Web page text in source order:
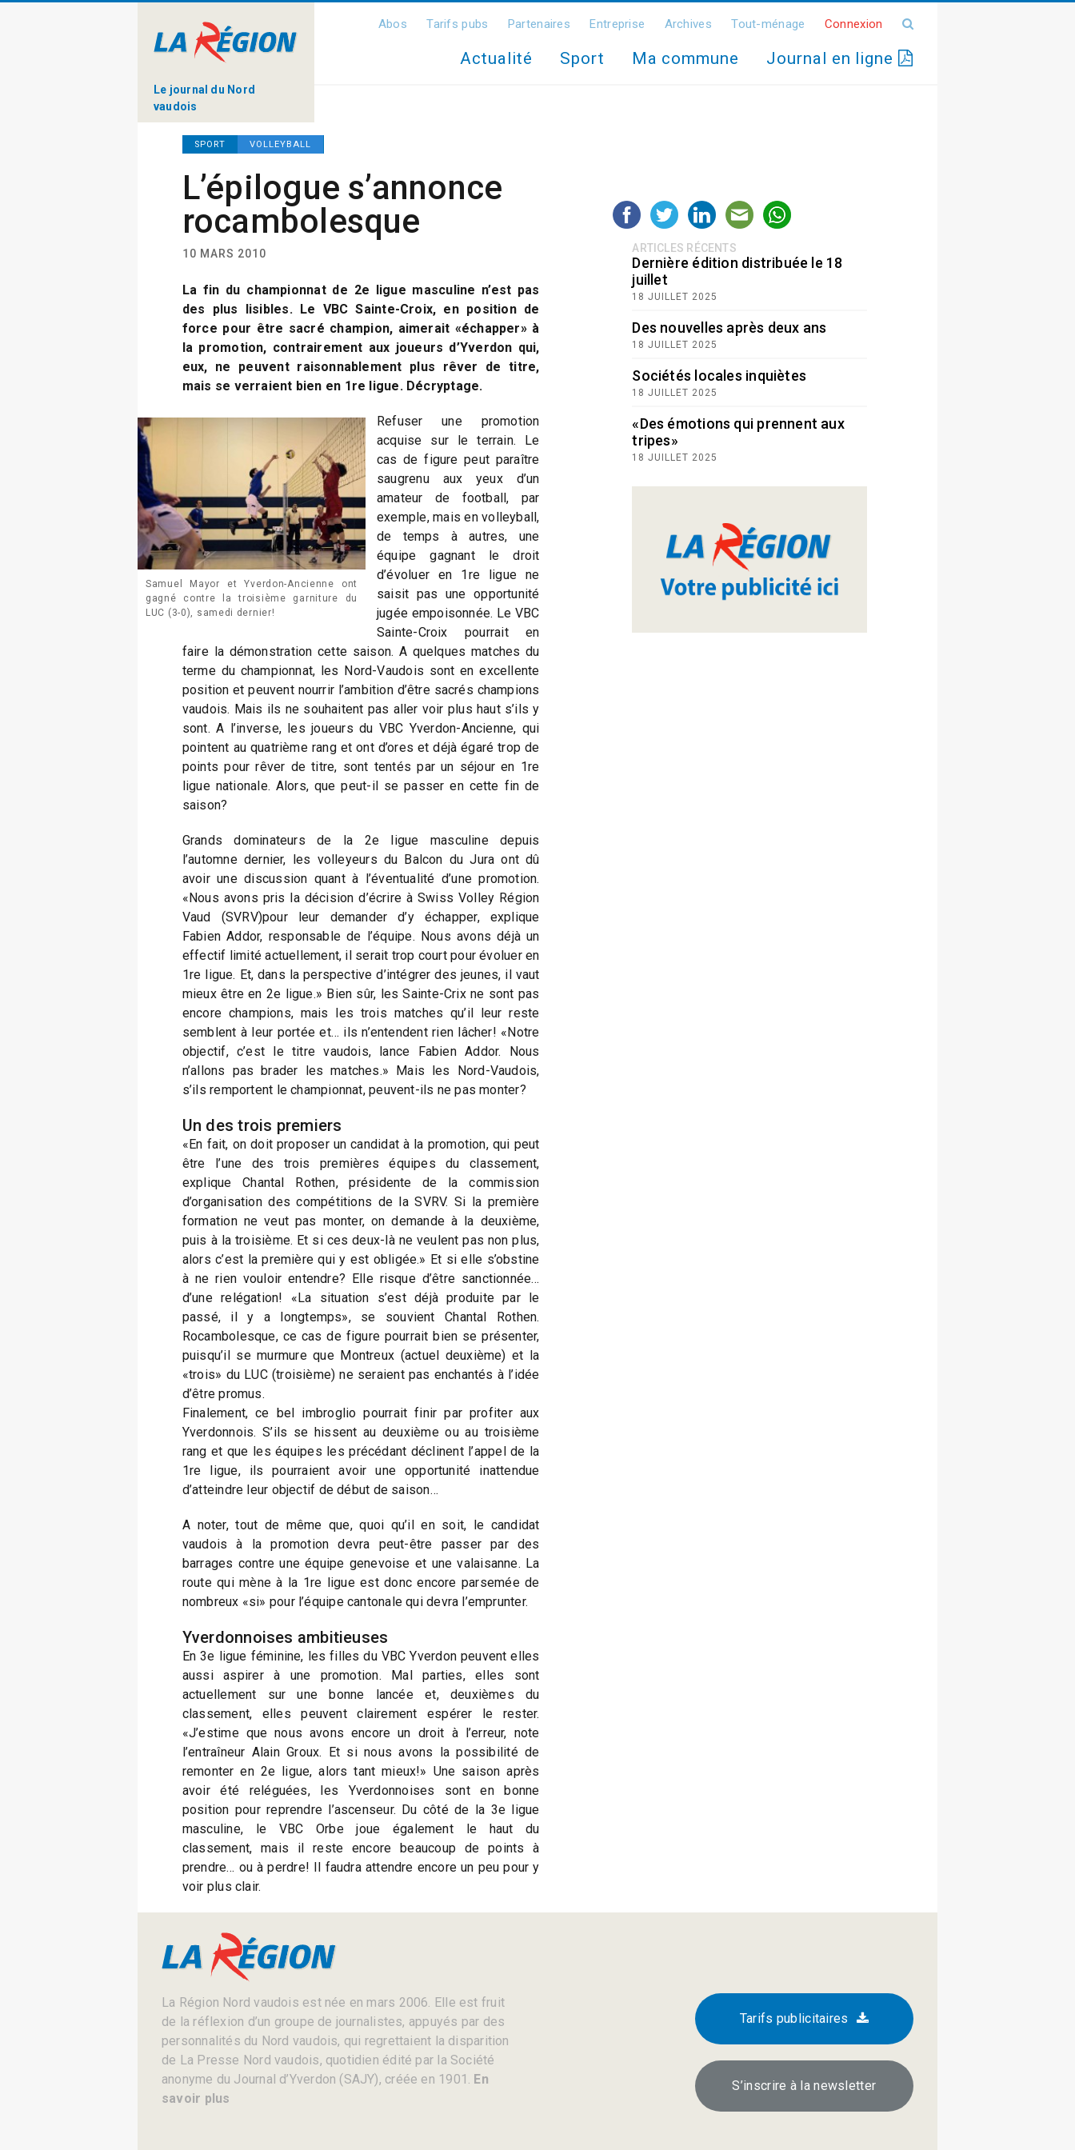
Le journal du Nord
vaudois
Abos Tarifs pubs Partenaires Entreprise Archives Tout-ménage Connexion
Actualité Sport Ma commune Journal en ligne
SPORT VOLLEYBALL
L’épilogue s’annonce
rocambolesque
10 MARS 2010
La fin du championnat de 2e ligue masculine n’est pas
des plus lisibles. Le VBC Sainte-Croix, en position de
force pour être sacré champion, aimerait «échapper» à
la promotion, contrairement aux joueurs d’Yverdon qui,
eux, ne peuvent raisonnablement plus rêver de titre,
mais se verraient bien en 1re ligue. Décryptage.
Samuel Mayor et Yverdon-Ancienne ont
gagné contre la troisième garniture du
LUC (3-0), samedi dernier!
Refuser une promotion
acquise sur le terrain. Le
cas de figure peut paraître
saugrenu aux yeux d’un
amateur de football, par
exemple, mais en volleyball,
de temps à autres, une
équipe gagnant le droit
d’évoluer en 1re ligue ne
saisit pas une opportunité
jugée empoisonnée. Le VBC
Sainte-Croix pourrait en
faire la démonstration cette saison. A quelques matches du
terme du championnat, les Nord-Vaudois sont en excellente
position et peuvent nourrir l’ambition d’être sacrés champions
vaudois. Mais ils ne souhaitent pas aller voir plus haut s’ils y
sont. A l’inverse, les joueurs du VBC Yverdon-Ancienne, qui
pointent au quatrième rang et ont d’ores et déjà égaré trop de
points pour rêver de titre, sont tentés par un séjour en 1re
ligue nationale. Alors, que peut-il se passer en cette fin de
saison?
Grands dominateurs de la 2e ligue masculine depuis
l’automne dernier, les volleyeurs du Balcon du Jura ont dû
avoir une discussion quant à l’éventualité d’une promotion.
«Nous avons pris la décision d’écrire à Swiss Volley Région
Vaud (SVRV)pour leur demander d’y échapper, explique
Fabien Addor, responsable de l’équipe. Nous avons déjà un
effectif limité actuellement, il serait trop court pour évoluer en
1re ligue. Et, dans la perspective d’intégrer des jeunes, il vaut
mieux être en 2e ligue.» Bien sûr, les Sainte-Crix ne sont pas
encore champions, mais les trois matches qu’il leur reste
semblent à leur portée et… ils n’entendent rien lâcher! «Notre
objectif, c’est le titre vaudois, lance Fabien Addor. Nous
n’allons pas brader les matches.» Mais les Nord-Vaudois,
s’ils remportent le championnat, peuvent-ils ne pas monter?
Un des trois premiers
«En fait, on doit proposer un candidat à la promotion, qui peut
être l’une des trois premières équipes du classement,
explique Chantal Rothen, présidente de la commission
d’organisation des compétitions de la SVRV. Si la première
formation ne veut pas monter, on demande à la deuxième,
puis à la troisième. Et si ces deux-là ne veulent pas non plus,
alors c’est la première qui y est obligée.» Et si elle s’obstine
à ne rien vouloir entendre? Elle risque d’être sanctionnée…
d’une relégation! «La situation s’est déjà produite par le
passé, il y a longtemps», se souvient Chantal Rothen.
Rocambolesque, ce cas de figure pourrait bien se présenter,
puisqu’il se murmure que Montreux (actuel deuxième) et la
«trois» du LUC (troisième) ne seraient pas enchantés à l’idée
d’être promus.
Finalement, ce bel imbroglio pourrait finir par profiter aux
Yverdonnois. S’ils se hissent au deuxième ou au troisième
rang et que les équipes les précédant déclinent l’appel de la
1re ligue, ils pourraient avoir une opportunité inattendue
d’atteindre leur objectif de début de saison…
A noter, tout de même que, quoi qu’il en soit, le candidat
vaudois à la promotion devra peut-être passer par des
barrages contre une équipe genevoise et une valaisanne. La
route qui mène à la 1re ligue est donc encore parsemée de
nombreux «si» pour l’équipe cantonale qui devra l’emprunter.
Yverdonnoises ambitieuses
En 3e ligue féminine, les filles du VBC Yverdon peuvent elles
aussi aspirer à une promotion. Mal parties, elles sont
actuellement sur une bonne lancée et, deuxièmes du
classement, elles peuvent clairement espérer le rester.
«J’estime que nous avons encore un droit à l’erreur, note
l’entraîneur Alain Groux. Et si nous avons la possibilité de
remonter en 2e ligue, alors tant mieux!» Une saison après
avoir été reléguées, les Yverdonnoises sont en bonne
position pour reprendre l’ascenseur. Du côté de la 3e ligue
masculine, le VBC Orbe joue également le haut du
classement, mais il reste encore beaucoup de points à
prendre… ou à perdre! Il faudra attendre encore un peu pour y
voir plus clair.
ARTICLES RÉCENTS
Dernière édition distribuée le 18
juillet
18 JUILLET 2025
Des nouvelles après deux ans
18 JUILLET 2025
Sociétés locales inquiètes
18 JUILLET 2025
«Des émotions qui prennent aux
tripes»
18 JUILLET 2025
La Région Nord vaudois est née en mars 2006. Elle est fruit
de la réflexion d’un groupe de journalistes, appuyés par des
personnalités du Nord vaudois, qui regrettaient la disparition
de La Presse Nord vaudois, quotidien édité par la Société
anonyme du Journal d’Yverdon (SAJY), créée en 1901. En
savoir plus
Tarifs publicitaires
S’inscrire à la newsletter